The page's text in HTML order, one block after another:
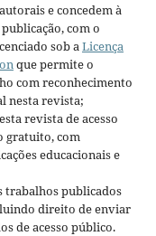
e concedem à
com o
sob aLicença
que permite o
com reconhecimento
nesta revista;
revista de acesso
gratuito, com
educacionais e
trabalhos publicados
direito de enviar
de acesso público.